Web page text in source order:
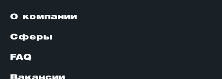
О компании
Сферы
FAQ